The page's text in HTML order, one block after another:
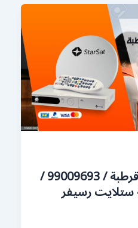
فني ستلايت هندي قرطبة / 99009693 /
ستلايت رسيفر